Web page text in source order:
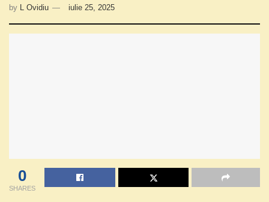
by L Ovidiu iulie 25, 2025
0
SHARES